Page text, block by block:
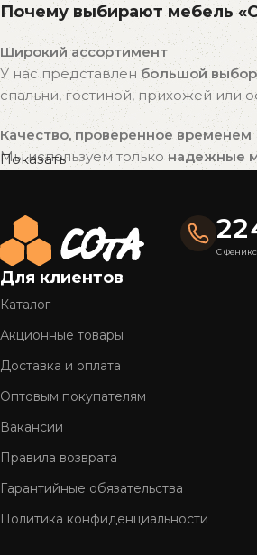
Почему выбирают мебель
Широкий ассортимент
У нас представлен большой
спальни, гостиной, прихожей или
Качество, проверенное временем
Мы используем только надежные
Готовые решения — быстро и
Вся мебель «СОтА» уже в наличии
доставку.
Полное обслуживание
Более 26 лет на рынке
Нам доверяют тысячи клиентов
Показать
С
Для клиентов
Каталог
Акционные товары
Доставка и оплата
Оптовым покупателям
Вакансии
Правила возврата
Гарантийные обязательства
Политика конфиденциальности